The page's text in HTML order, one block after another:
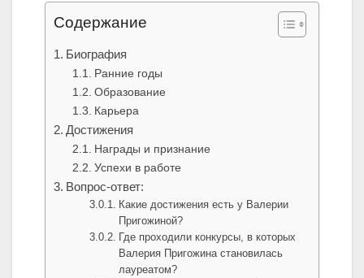
Содержание
Биография
Ранние годы
Образование
Карьера
Достижения
Награды и признание
Успехи в работе
Вопрос-ответ:
Какие достижения есть у Валерии
Пригожиной?
Где проходили конкурсы, в которых
Валерия Пригожина становилась
лауреатом?